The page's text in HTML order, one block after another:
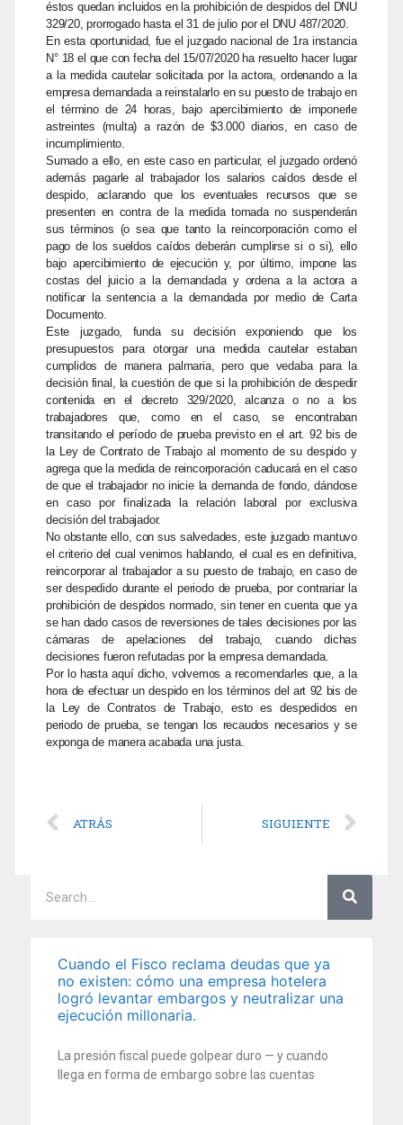
éstos quedan incluidos en la prohibición de despidos del DNU
329/20, prorrogado hasta el 31 de julio por el DNU 487/2020.
En esta oportunidad, fue el juzgado nacional de 1ra instancia
N° 18 el que con fecha del 15/07/2020 ha resuelto hacer lugar
a la medida cautelar solicitada por la actora, ordenando a la
empresa demandada a reinstalarlo en su puesto de trabajo en
el término de 24 horas, bajo apercibimiento de imponerle
astreintes (multa) a razón de $3.000 diarios, en caso de
incumplimiento.
Sumado a ello, en este caso en particular, el juzgado ordenó
además pagarle al trabajador los salarios caídos desde el
despido, aclarando que los eventuales recursos que se
presenten en contra de la medida tomada no suspenderán
sus términos (o sea que tanto la reincorporación como el
pago de los sueldos caídos deberán cumplirse si o si), ello
bajo apercibimiento de ejecución y, por último, impone las
costas del juicio a la demandada y ordena a la actora a
notificar la sentencia a la demandada por medio de Carta
Documento.
Este juzgado, funda su decisión exponiendo que los
presupuestos para otorgar una medida cautelar estaban
cumplidos de manera palmaria, pero que vedaba para la
decisión final, la cuestión de que si la prohibición de despedir
contenida en el decreto 329/2020, alcanza o no a los
trabajadores que, como en el caso, se encontraban
transitando el período de prueba previsto en el art. 92 bis de
la Ley de Contrato de Trabajo al momento de su despido y
agrega que la medida de reincorporación caducará en el caso
de que el trabajador no inicie la demanda de fondo, dándose
en caso por finalizada la relación laboral por exclusiva
decisión del trabajador.
No obstante ello, con sus salvedades, este juzgado mantuvo
el criterio del cual venimos hablando, el cual es en definitiva,
reincorporar al trabajador a su puesto de trabajo, en caso de
ser despedido durante el periodo de prueba, por contrariar la
prohibición de despidos normado, sin tener en cuenta que ya
se han dado casos de reversiones de tales decisiones por las
cámaras de apelaciones del trabajo, cuando dichas
decisiones fueron refutadas por la empresa demandada.
Por lo hasta aquí dicho, volvemos a recomendarles que, a la
hora de efectuar un despido en los términos del art 92 bis de
la Ley de Contratos de Trabajo, esto es despedidos en
periodo de prueba, se tengan los recaudos necesarios y se
exponga de manera acabada una justa.
ATRÁS SIGUIENTE
Cuando el Fisco reclama deudas que ya
no existen: cómo una empresa hotelera
logró levantar embargos y neutralizar una
ejecución millonaria.
La presión fiscal puede golpear duro — y cuando
llega en forma de embargo sobre las cuentas